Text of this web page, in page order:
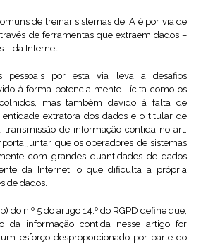
de treinar sistemas de IA é por via de
de ferramentas que extraem dados –
– da Internet.
pessoais por esta via leva a desafios
à forma potencialmente ilícita como os
mas também devido à falta de
extratora dos dados e o titular de
de informação contida no art.
juntar que os operadores de sistemas
com grandes quantidades de dados
da Internet, o que dificulta a própria
de dados.
do n.º 5 do artigo 14.º do RGPD define que,
da informação contida nesse artigo for
esforço desproporcionado por parte do